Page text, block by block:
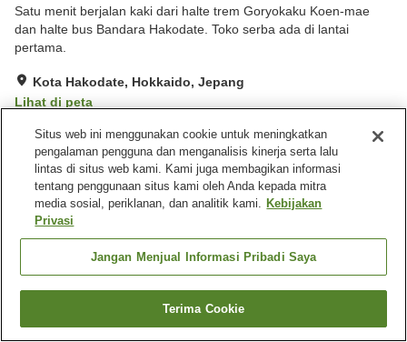
Satu menit berjalan kaki dari halte trem Goryokaku Koen-mae
dan halte bus Bandara Hakodate. Toko serba ada di lantai
pertama.
Kota Hakodate, Hokkaido, Jepang
Lihat di peta
Hebat Ulasan:356
Fasilitas properti
Wi-Fi
Mesin penjual otomatis
Salon kecantikan
Beranda Jepang Hokkaido
Kota Hakodate
Hotel MyStays Hakodate Goryokaku
Cari kamar
Situs web ini menggunakan cookie untuk meningkatkan
pengalaman pengguna dan menganalisis kinerja serta lalu
lintas di situs web kami. Kami juga membagikan informasi
tentang penggunaan situs kami oleh Anda kepada mitra
media sosial, periklanan, dan analitik kami. Kebijakan
Privasi
Jangan Menjual Informasi Pribadi Saya
Terima Cookie